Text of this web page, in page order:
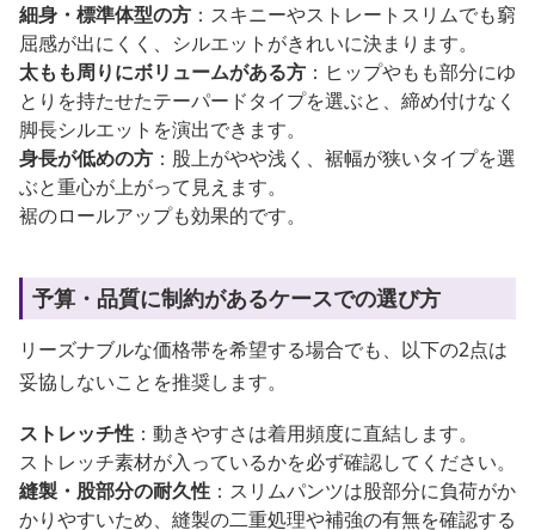
細身・標準体型の方 ：スキニーやストレートスリムでも窮
屈感が出にくく、シルエットがきれいに決まります。
太もも周りにボリュームがある方 ：ヒップやもも部分にゆ
とりを持たせたテーパードタイプを選ぶと、締め付けなく
脚長シルエットを演出できます。
身長が低めの方 ：股上がやや浅く、裾幅が狭いタイプを選
ぶと重心が上がって見えます。
裾のロールアップも効果的です。
予算・品質に制約があるケースでの選び方
リーズナブルな価格帯を希望する場合でも、以下の2点は
妥協しないことを推奨します。
ストレッチ性 ：動きやすさは着用頻度に直結します。
ストレッチ素材が入っているかを必ず確認してください。
縫製・股部分の耐久性 ：スリムパンツは股部分に負荷がか
かりやすいため、縫製の二重処理や補強の有無を確認する